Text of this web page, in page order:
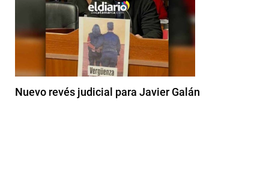
Nuevo revés judicial para Javier Galán